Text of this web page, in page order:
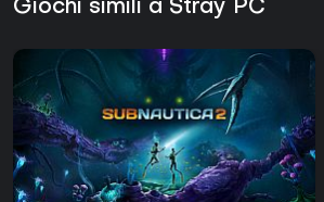
Giochi simili a Stray PC